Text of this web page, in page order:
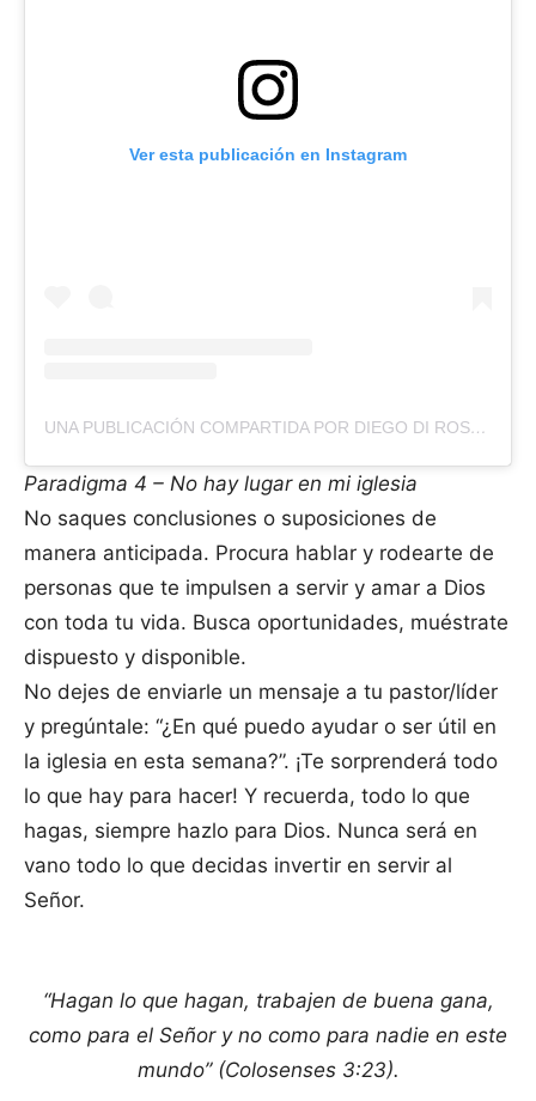
Ver esta publicación en Instagram
UNA PUBLICACIÓN COMPARTIDA POR DIEGO DI ROSA (@DIEGO.DIROSA)
Paradigma 4 – No hay lugar en mi iglesia
No saques conclusiones o suposiciones de
manera anticipada. Procura hablar y rodearte de
personas que te impulsen a servir y amar a Dios
con toda tu vida. Busca oportunidades, muéstrate
dispuesto y disponible.
No dejes de enviarle un mensaje a tu pastor/líder
y pregúntale: “¿En qué puedo ayudar o ser útil en
la iglesia en esta semana?”. ¡Te sorprenderá todo
lo que hay para hacer! Y recuerda, todo lo que
hagas, siempre hazlo para Dios. Nunca será en
vano todo lo que decidas invertir en servir al
Señor.
“Hagan lo que hagan, trabajen de buena gana,
como para el Señor y no como para nadie en este
mundo” (Colosenses 3:23).